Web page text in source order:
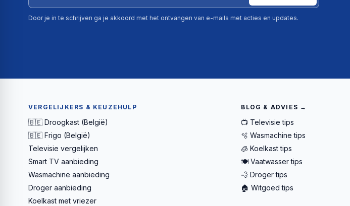
Door je in te schrijven ga je akkoord met het ontvangen van e-mails met acties en updates.
VERGELIJKERS & KEUZEHULP
🇧🇪 Droogkast (België)
🇧🇪 Frigo (België)
Televisie vergelijken
Smart TV aanbieding
Wasmachine aanbieding
Droger aanbieding
Koelkast met vriezer
BLOG & ADVIES →
📺 Televisie tips
🫧 Wasmachine tips
🧊 Koelkast tips
🍽️ Vaatwasser tips
💨 Droger tips
🏠 Witgoed tips